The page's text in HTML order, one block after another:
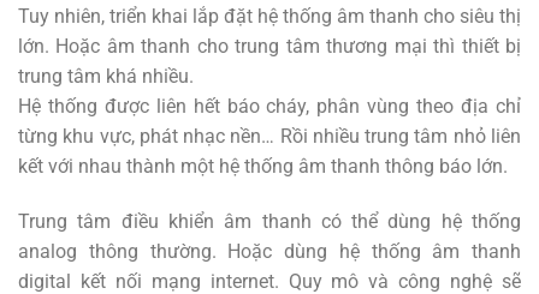
Tuy nhiên, triển khai lắp đặt hệ thống âm thanh cho siêu thị
lớn. Hoặc âm thanh cho trung tâm thương mại thì thiết bị
trung tâm khá nhiều.
Hệ thống được liên hết báo cháy, phân vùng theo địa chỉ
từng khu vực, phát nhạc nền… Rồi nhiều trung tâm nhỏ liên
kết với nhau thành một hệ thống âm thanh thông báo lớn.
Trung tâm điều khiển âm thanh có thể dùng hệ thống
analog thông thường. Hoặc dùng hệ thống âm thanh
digital kết nối mạng internet. Quy mô và công nghệ sẽ